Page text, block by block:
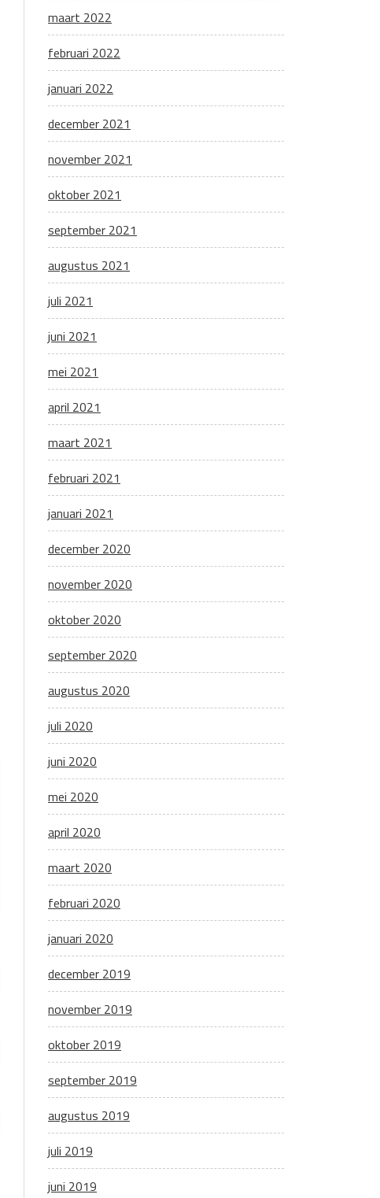
maart 2022
februari 2022
januari 2022
december 2021
november 2021
oktober 2021
september 2021
augustus 2021
juli 2021
juni 2021
mei 2021
april 2021
maart 2021
februari 2021
januari 2021
december 2020
november 2020
oktober 2020
september 2020
augustus 2020
juli 2020
juni 2020
mei 2020
april 2020
maart 2020
februari 2020
januari 2020
december 2019
november 2019
oktober 2019
september 2019
augustus 2019
juli 2019
juni 2019